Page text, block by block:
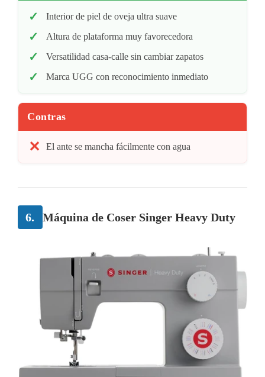
Interior de piel de oveja ultra suave
Altura de plataforma muy favorecedora
Versatilidad casa-calle sin cambiar zapatos
Marca UGG con reconocimiento inmediato
Contras
El ante se mancha fácilmente con agua
6. Máquina de Coser Singer Heavy Duty